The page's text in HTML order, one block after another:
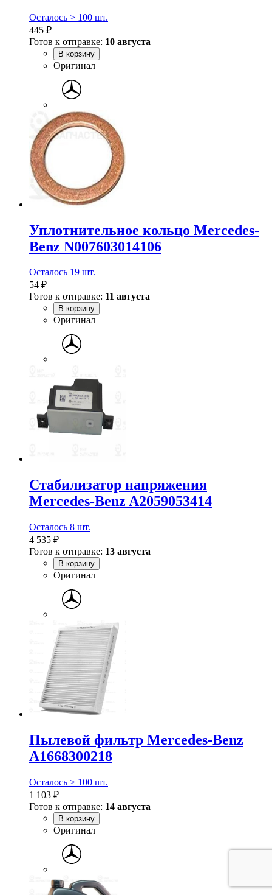
Осталось > 100 шт.
445 ₽
Готов к отправке: 10 августа
В корзину
Оригинал
Уплотнительное кольцо Mercedes-
Benz N007603014106
Осталось 19 шт.
54 ₽
Готов к отправке: 11 августа
В корзину
Оригинал
Стабилизатор напряжения
Mercedes-Benz A2059053414
Осталось 8 шт.
4 535 ₽
Готов к отправке: 13 августа
В корзину
Оригинал
Пылевой фильтр Mercedes-Benz
A1668300218
Осталось > 100 шт.
1 103 ₽
Готов к отправке: 14 августа
В корзину
Оригинал